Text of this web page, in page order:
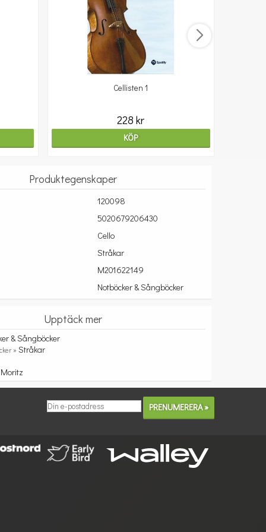
Cellisten 1
228 kr
KÖP
Produktegenskaper
120098
5020679206430
Cello
Stråkar
M201622149
Notböcker & Sångböcker
Upptäck mer
& Sångböcker
»Stråkar